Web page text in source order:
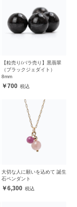
【粒売り/バラ売り】黒翡翠
（ブラックジェダイト）
8mm
700
大切な人に願いを込めて 誕生
石ペンダント
6,300